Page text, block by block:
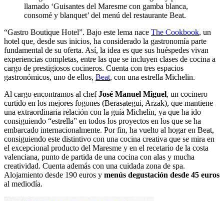
llamado ‘Guisantes del Maresme con gamba blanca,
consomé y blanquet’ del menú del restaurante Beat.
“Gastro Boutique Hotel”. Bajo este lema nace The Cookbook, un
hotel que, desde sus inicios, ha considerado la gastronomía parte
fundamental de su oferta. Así, la idea es que sus huéspedes vivan
experiencias completas, entre las que se incluyen clases de cocina a
cargo de prestigiosos cocineros. Cuenta con tres espacios
gastronómicos, uno de ellos, Beat, con una estrella Michelin.
Al cargo encontramos al chefJosé Manuel Miguel, un cocinero
curtido en los mejores fogones (Berasategui, Arzak), que mantiene
una extraordinaria relación con la guía Michelin, ya que ha ido
consiguiendo “estrella” en todos los proyectos en los que se ha
embarcado internacionalmente. Por fin, ha vuelto al hogar en Beat,
consiguiendo este distintivo con una cocina creativa que se mira en
el excepcional producto del Maresme y en el recetario de la costa
valenciana, punto de partida de una cocina con alas y mucha
creatividad. Cuenta además con una cuidada zona de spa.
Alojamiento desde 190 euros y menús degustación desde 45 euros
al mediodía.